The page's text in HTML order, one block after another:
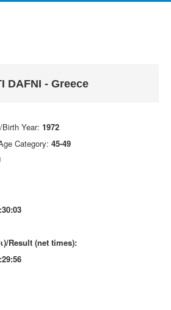
DAFNI - Greece
Year: 1972
Category: 45-49
Result (net times):